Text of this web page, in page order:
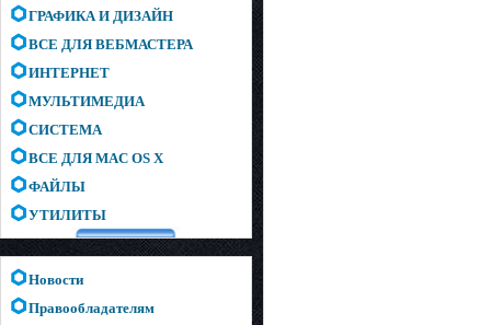
ГРАФИКА И ДИЗАЙН
ВСЕ ДЛЯ ВЕБМАСТЕРА
ИНТЕРНЕТ
МУЛЬТИМЕДИА
СИСТЕМА
ВСЕ ДЛЯ MAC OS X
ФАЙЛЫ
УТИЛИТЫ
Новости
Правообладателям